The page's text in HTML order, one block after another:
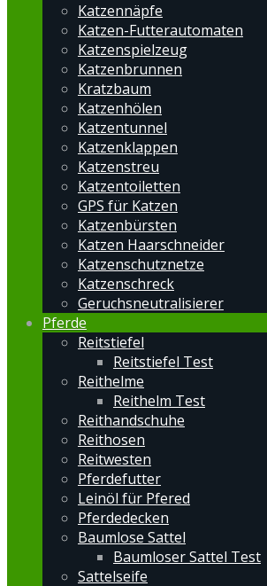
Katzennäpfe
Katzen-Futterautomaten
Katzenspielzeug
Katzenbrunnen
Kratzbaum
Katzenhölen
Katzentunnel
Katzenklappen
Katzenstreu
Katzentoiletten
GPS für Katzen
Katzenbürsten
Katzen Haarschneider
Katzenschutznetze
Katzenschreck
Geruchsneutralisierer
Pferde
Reitstiefel
Reitstiefel Test
Reithelme
Reithelm Test
Reithandschuhe
Reithosen
Reitwesten
Pferdefutter
Leinöl für Pfered
Pferdedecken
Baumlose Sattel
Baumloser Sattel Test
Sattelseife